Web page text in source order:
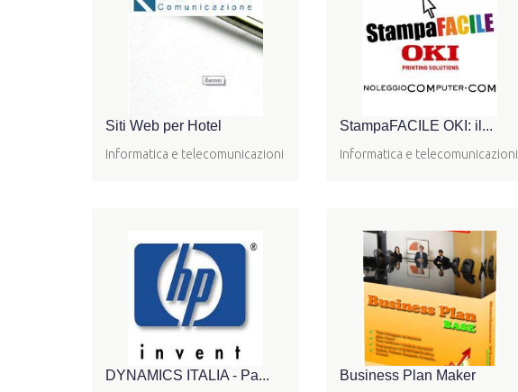
Siti Web per Hotel
Informatica e telecomunicazioni
StampaFACILE OKI: il...
Informatica e telecomunicazioni
DYNAMICS ITALIA - Pa... Business Plan Maker